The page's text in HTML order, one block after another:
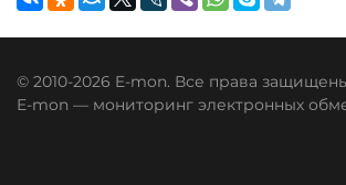
© 2010-2026 E-mon. Все права
E-mon — мониторинг электронных